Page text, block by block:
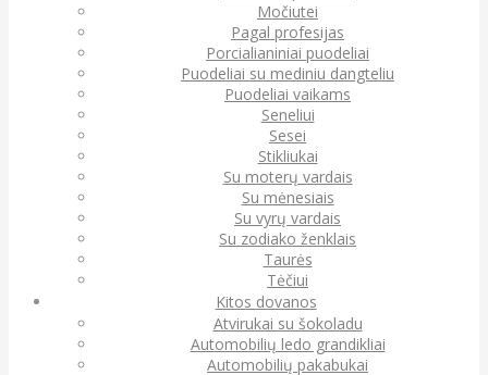
Močiutei
Pagal profesijas
Porcialianiniai puodeliai
Puodeliai su mediniu dangteliu
Puodeliai vaikams
Seneliui
Sesei
Stikliukai
Su moterų vardais
Su mėnesiais
Su vyrų vardais
Su zodiako ženklais
Taurės
Tėčiui
Kitos dovanos
Atvirukai su šokoladu
Automobilių ledo grandikliai
Automobilių pakabukai